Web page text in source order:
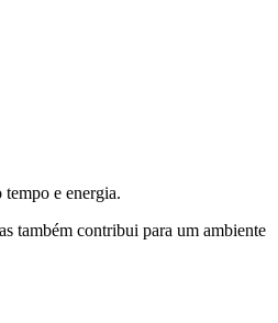
e energia.
também contribui para um ambiente